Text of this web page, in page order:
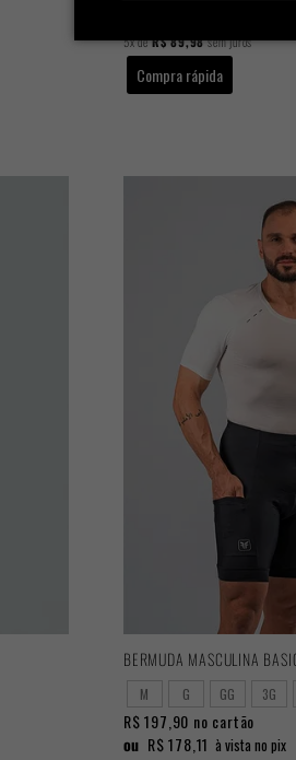
5xdeR$ 89,98sem juros
Compra rápida
BERMUDA MASCULINA
M G GG 3G
R$ 197,90 no cartão
ou R$ 178,11 à vista no pix